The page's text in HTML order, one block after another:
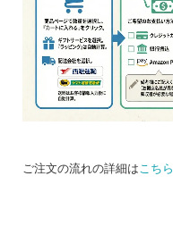
ご注文の流れの詳細はこちら